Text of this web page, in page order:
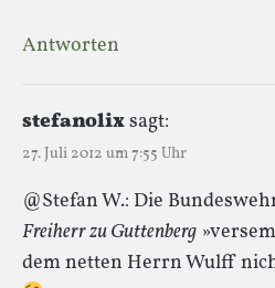
Antworten
stefanolixsagt:
27. Juli 2012 um 7:55 Uhr
@Stefan W.: Die
Freiherr zu Guttenberg
dem netten Herrn Wulff